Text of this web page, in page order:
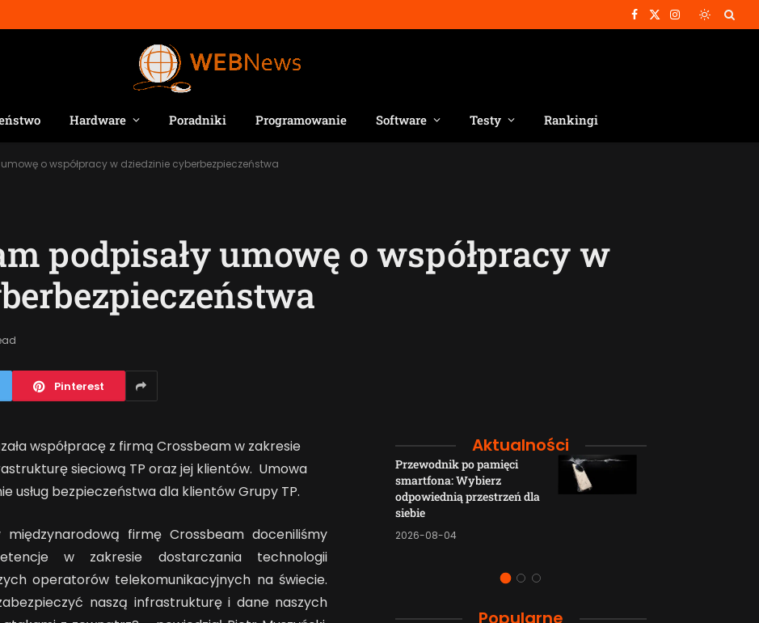
Facebook
X
Instagram
Hardware Poradniki Programowanie Software Testy Rankingi
o współpracy w dziedzinie cyberbezpieczeństwa
podpisały umowę o współpracy w
Pinterest
współpracę z firmą Crossbeam w zakresie
sieciową TP oraz jej klientów. Umowa
usług bezpieczeństwa dla klientów Grupy TP.
międzynarodową firmę Crossbeam doceniliśmy
w zakresie dostarczania technologii
operatorów telekomunikacyjnych na świecie.
naszą infrastrukturę i dane naszych
Aktualności
Jak AI zmienia e-
commerce?
Przewodnik po pamięci
smartfona: Wybierz
odpowiednią przestrzeń dla
siebie
2026-08-04
Popularne